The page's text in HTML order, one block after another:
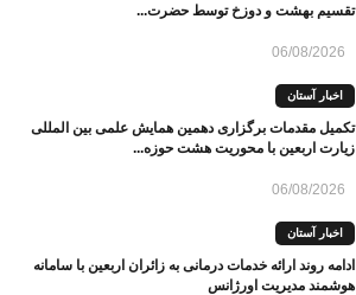
تقسیم بهشت و دوزخ توسط حضرت...
06/08/2026
اخبار آستان
تکمیل مقدمات برگزاری دهمین همایش علمی بین المللی
زیارت اربعین با محوریت هشت حوزه...
06/08/2026
اخبار آستان
ادامه روند ارائه خدمات درمانی به زائران اربعین با سامانه
هوشمند مدیریت اورژانس